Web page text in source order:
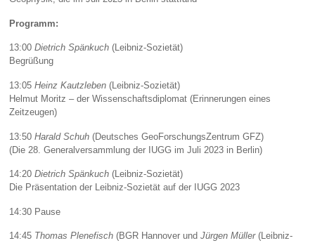
Programm:
13:00Dietrich Spänkuch (Leibniz-Sozietät)
Begrüßung
13:05Heinz Kautzleben (Leibniz-Sozietät)
Helmut Moritz – der Wissenschaftsdiplomat (Erinnerungen eines
Zeitzeugen)
13:50Harald Schuh (Deutsches GeoForschungsZentrum GFZ)
(Die 28. Generalversammlung der IUGG im Juli 2023 in Berlin)
14:20Dietrich Spänkuch (Leibniz-Sozietät)
Die Präsentation der Leibniz-Sozietät auf der IUGG 2023
14:30 Pause
14:45 Thomas Plenefisch (BGR Hannover undJürgen Müller(Leibniz-